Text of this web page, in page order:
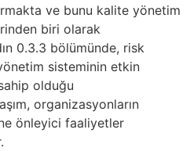
ve bunu kalite yönetim
biri olarak
0.3.3 bölümünde, risk
sisteminin etkin
olduğu
organizasyonların
önleyici faaliyetler